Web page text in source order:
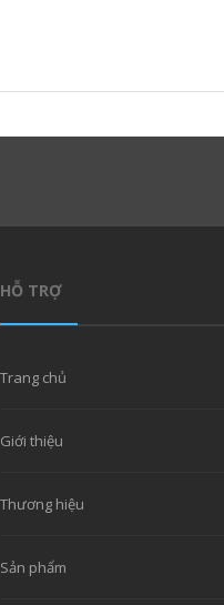
HỖ TRỢ
Trang chủ
Giới thiệu
Thương hiệu
Sản phẩm